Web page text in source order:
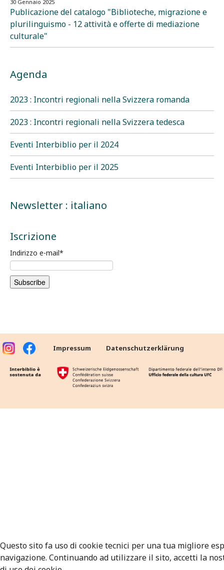
30 Gennaio 2025
Publicazione del catalogo "Biblioteche, migrazione e
plurilinguismo - 12 attività e offerte di mediazione
culturale"
Agenda
2023 : Incontri regionali nella Svizzera romanda
2023 : Incontri regionali nella Svizzera tedesca
Eventi Interbiblio per il 2024
Eventi Interbiblio per il 2025
Newsletter : italiano
Iscrizione
Indirizzo e-mail*
Impressum Datenschutzerklärung
Questo sito fa uso di cookie tecnici per una tua migliore
navigazione. Continuando ad utilizzare il sito, accetti la